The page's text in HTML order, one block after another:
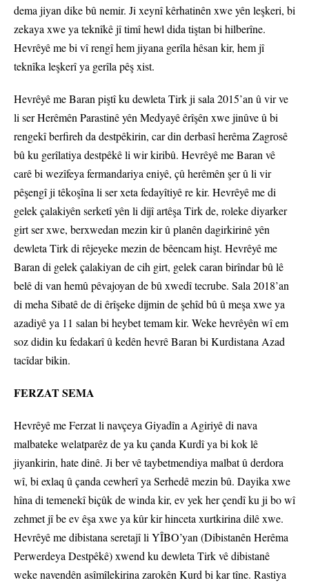
dema jiyan dike bû nemir. Ji xeynî kêrhatinên xwe yên leşkeri, bi
zekaya xwe ya teknîkê jî timî hewl dida tiştan bi hilberîne.
Hevrêyê me bi vî rengî hem jiyana gerîla hêsan kir, hem jî
teknîka leşkerî ya gerîla pêş xist.
Hevrêyê me Baran piştî ku dewleta Tirk ji sala 2015’an û vir ve
li ser Herêmên Parastinê yên Medyayê êrîşên xwe jinûve û bi
rengekî berfireh da destpêkirin, car din derbasî herêma Zagrosê
bû ku gerîlatiya destpêkê li wir kiribû. Hevrêyê me Baran vê
carê bi wezîfeya fermandariya eniyê, çû herêmên şer û li vir
pêşengî ji têkoşîna li ser xeta fedayîtiyê re kir. Hevrêyê me di
gelek çalakiyên serketî yên li dijî artêşa Tirk de, roleke diyarker
girt ser xwe, berxwedan mezin kir û planên dagirkirinê yên
dewleta Tirk di rêjeyeke mezin de bêencam hişt. Hevrêyê me
Baran di gelek çalakiyan de cih girt, gelek caran birîndar bû lê
belê di van hemû pêvajoyan de bû xwedî tecrube. Sala 2018’an
di meha Sibatê de di êrîşeke dijmin de şehîd bû û meşa xwe ya
azadiyê ya 11 salan bi heybet temam kir. Weke hevrêyên wî em
soz didin ku fedakarî û kedên hevrê Baran bi Kurdistana Azad
tacîdar bikin.
FERZAT SEMA
Hevrêyê me Ferzat li navçeya Giyadîn a Agiriyê di nava
malbateke welatparêz de ya ku çanda Kurdî ya bi kok lê
jiyankirin, hate dinê. Ji ber vê taybetmendiya malbat û derdora
wî, bi exlaq û çanda cewherî ya Serhedê mezin bû. Dayika xwe
hîna di temenekî biçûk de winda kir, ev yek her çendî ku ji bo wî
zehmet jî be ev êşa xwe ya kûr kir hinceta xurtkirina dilê xwe.
Hevrêyê me dibistana seretajî li YÎBO’yan (Dibistanên Herêma
Perwerdeya Destpêkê) xwend ku dewleta Tirk vê dibistanê
weke navendên asîmîlekirina zarokên Kurd bi kar tîne. Rastiya